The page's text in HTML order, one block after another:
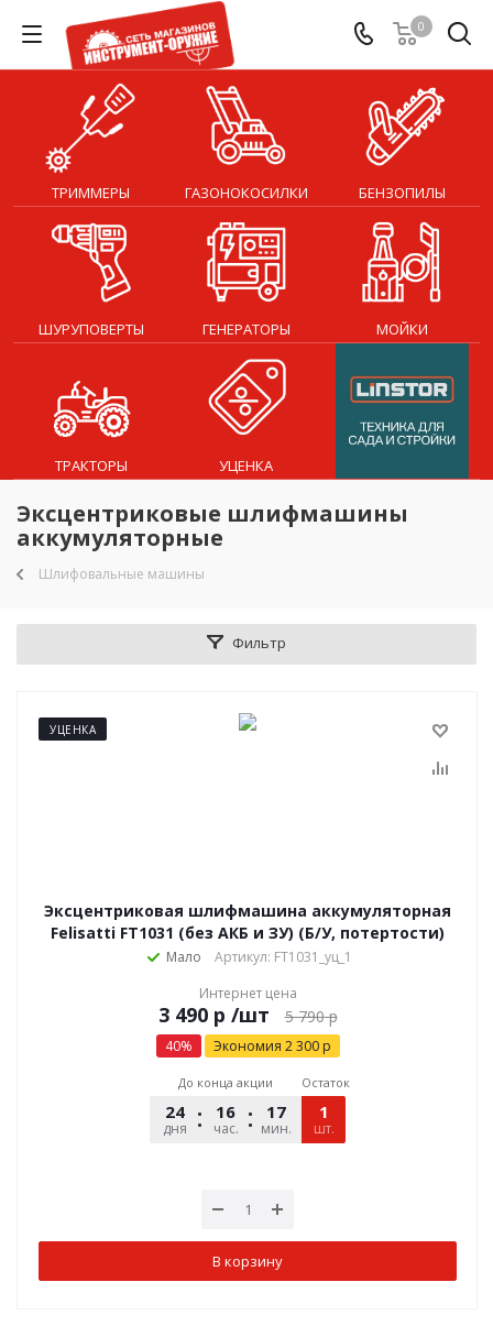
0
ТРИММЕРЫ ГАЗОНОКОСИЛКИ БЕНЗОПИЛЫ
ШУРУПОВЕРТЫ ГЕНЕРАТОРЫ МОЙКИ
ТРАКТОРЫ УЦЕНКА
Эксцентриковые шлифмашины
аккумуляторные
Шлифовальные машины
Фильтр
УЦЕНКА
Эксцентриковая шлифмашина аккумуляторная
Felisatti FT1031 (без АКБ и ЗУ) (Б/У, потертости)
Мало
Артикул: FT1031_уц_1
Интернет цена
р /шт 5 790р
40% Экономия 2 300р
До конца акции
24
дня
16
час.
17
мин.
15
сек.
Остаток
1
шт.
В корзину